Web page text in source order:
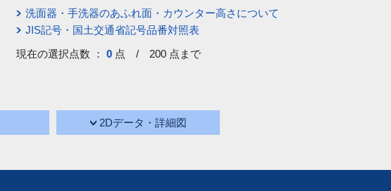
洗面器・手洗器のあふれ面・カウンター高さについて
JIS記号・国土交通省記号品番対照表
現在の選択点数 ： 0 点 / 200 点まで
2Dデータ・詳細図